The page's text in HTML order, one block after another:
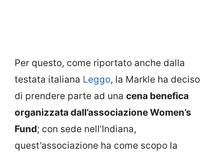
Per questo, come riportato anche dalla
testata italiana Leggo, la Markle ha deciso
di prendere parte ad una cena benefica
organizzata dall’associazione Women’s
Fund; con sede nell’Indiana,
quest’associazione ha come scopo la